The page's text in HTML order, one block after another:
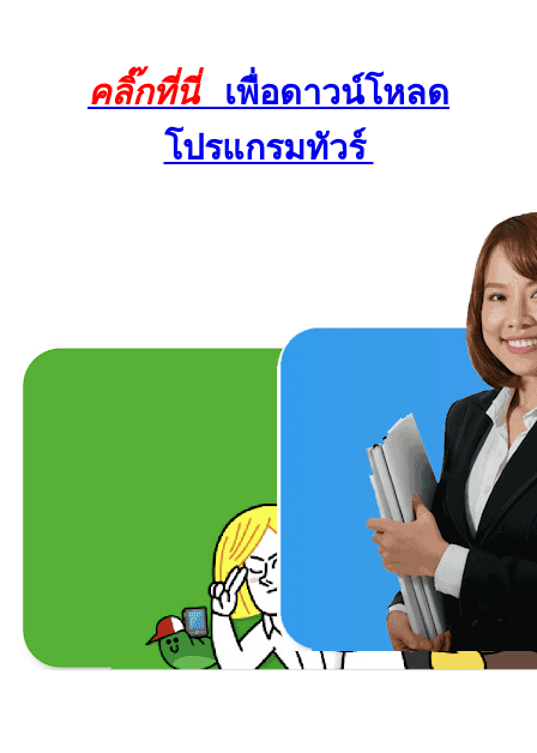
คลิ๊กที่นี่
เพื่อดาวน์โหลด
โปรแกรมทัวร์